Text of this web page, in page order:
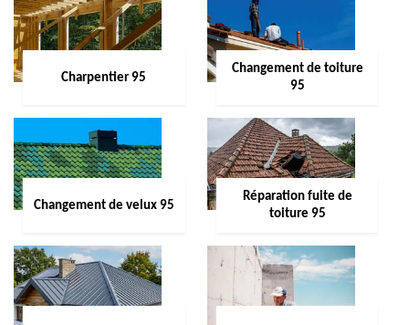
Charpentier 95
Changement de toiture
95
Changement de velux 95
Réparation fuite de
toiture 95